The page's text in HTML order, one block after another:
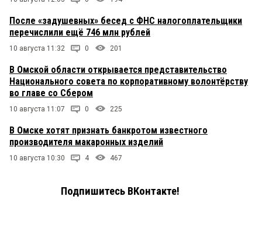
После «задушевных» бесед с ФНС налогоплательщики
перечислили ещё 746 млн рублей
10 августа 11:32 0 201
В Омской области открывается представительство
Национального совета по корпоративному волонтёрству
во главе со Сбером
10 августа 11:07 0 225
В Омске хотят признать банкротом известного
производителя макаронных изделий
10 августа 10:30 4 467
Подпишитесь ВКонтакте!